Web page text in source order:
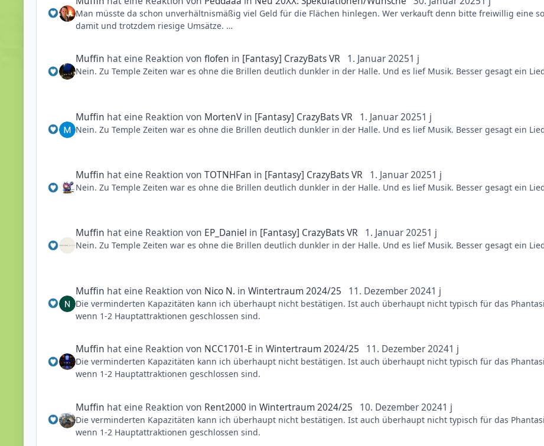
Man müsste da schon unverhältnismäßig viel Geld für die Flächen hinlegen. Wer verkauft denn bitte freiwillig eine
damit und trotzdem riesige Umsätze.
Muffin hat eine Reaktion vonflofen in [Fantasy] CrazyBats VR 1. Januar 20251 j
Nein. Zu Temple Zeiten war es ohne die Brillen deutlich dunkler in der Halle. Und es lief Musik. Besser gesagt ein
Muffin hat eine Reaktion von MortenV in [Fantasy] CrazyBats VR 1. Januar 20251 j
Nein. Zu Temple Zeiten war es ohne die Brillen deutlich dunkler in der Halle. Und es lief Musik. Besser gesagt ein
Muffin hat eine Reaktion vonTOTNHFan in [Fantasy] CrazyBats VR 1. Januar 20251 j
Nein. Zu Temple Zeiten war es ohne die Brillen deutlich dunkler in der Halle. Und es lief Musik. Besser gesagt ein
Muffin hat eine Reaktion von EP_Daniel in [Fantasy] CrazyBats VR 1. Januar 20251 j
Nein. Zu Temple Zeiten war es ohne die Brillen deutlich dunkler in der Halle. Und es lief Musik. Besser gesagt ein
Muffin hat eine Reaktion von Nico N. inWintertraum 2024/25 11. Dezember 20241 j
Die verminderten Kapazitäten kann ich überhaupt nicht bestätigen. Ist auch überhaupt nicht typisch für das
wenn 1-2 Hauptattraktionen geschlossen sind.
Muffin hat eine Reaktion von NCC1701-E inWintertraum 2024/25 11. Dezember 20241 j
Die verminderten Kapazitäten kann ich überhaupt nicht bestätigen. Ist auch überhaupt nicht typisch für das
wenn 1-2 Hauptattraktionen geschlossen sind.
Muffin hat eine Reaktion von Rent2000 inWintertraum 2024/25 10. Dezember 20241 j
Die verminderten Kapazitäten kann ich überhaupt nicht bestätigen. Ist auch überhaupt nicht typisch für das
wenn 1-2 Hauptattraktionen geschlossen sind.